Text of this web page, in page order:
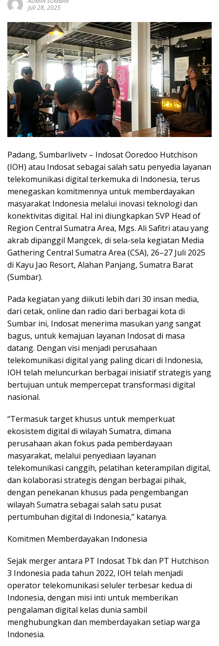
sumbar
live
Juli 28, 2025
Padang, Sumbarlivetv – Indosat Ooredoo Hutchison
(IOH) atau Indosat sebagai salah satu penyedia layanan
telekomunikasi digital terkemuka di Indonesia, terus
menegaskan komitmennya untuk memberdayakan
masyarakat Indonesia melalui inovasi teknologi dan
konektivitas digital. Hal ini diungkapkan SVP Head of
Region Central Sumatra Area, Mgs. Ali Safitri atau yang
akrab dipanggil Mangcek, di sela-sela kegiatan Media
Gathering Central Sumatra Area (CSA), 26–27 Juli 2025
di Kayu Jao Resort, Alahan Panjang, Sumatra Barat
(Sumbar).
Pada kegiatan yang diikuti lebih dari 30 insan media,
dari cetak, online dan radio dari berbagai kota di
Sumbar ini, Indosat menerima masukan yang sangat
bagus, untuk kemajuan layanan Indosat di masa
datang. Dengan visi menjadi perusahaan
telekomunikasi digital yang paling dicari di Indonesia,
IOH telah meluncurkan berbagai inisiatif strategis yang
bertujuan untuk mempercepat transformasi digital
nasional.
“Termasuk target khusus untuk memperkuat
ekosistem digital di wilayah Sumatra, dimana
perusahaan akan fokus pada pemberdayaan
masyarakat, melalui penyediaan layanan
telekomunikasi canggih, pelatihan keterampilan digital,
dan kolaborasi strategis dengan berbagai pihak,
dengan penekanan khusus pada pengembangan
wilayah Sumatra sebagai salah satu pusat
pertumbuhan digital di Indonesia,” katanya.
Komitmen Memberdayakan Indonesia
Sejak merger antara PT Indosat Tbk dan PT Hutchison
3 Indonesia pada tahun 2022, IOH telah menjadi
operator telekomunikasi seluler terbesar kedua di
Indonesia, dengan misi inti untuk memberikan
pengalaman digital kelas dunia sambil
menghubungkan dan memberdayakan setiap warga
Indonesia.